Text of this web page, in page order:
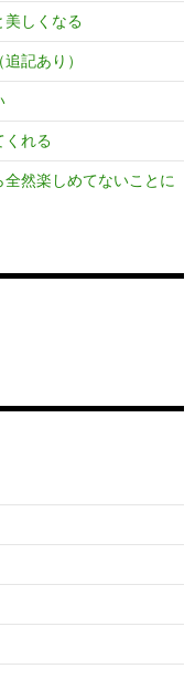
美しくなる
記あり）
くれる
然楽しめてないことに